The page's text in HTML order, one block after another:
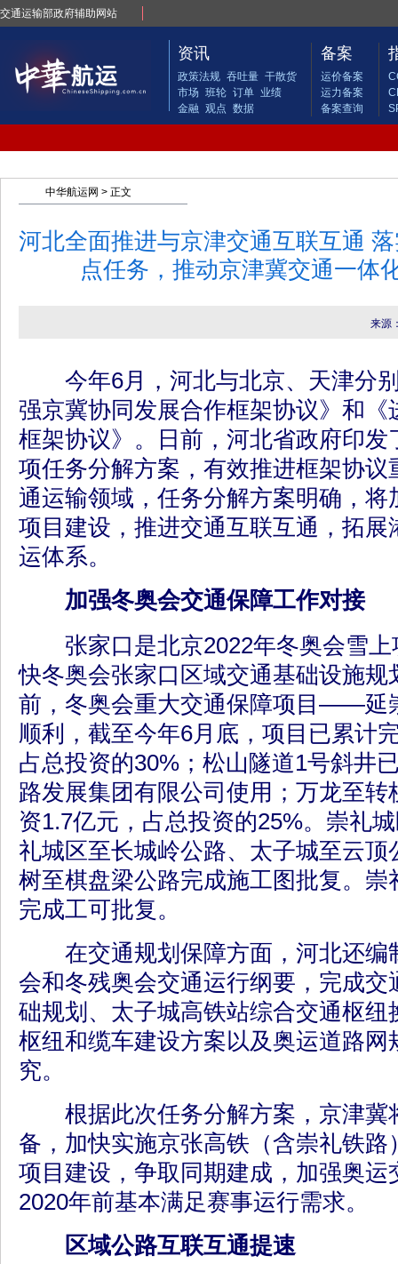
交通运输部政府辅助网站
资讯
政策法规 吞吐量 干散货
市场 班轮 订单 业绩
金融 观点 数据
备案
运价备案
运力备案
备案查询
中华航运网 > 正文
河北全面推进与京津交通互联互通
点任务，推动京津冀交通一体
来源
今年6月，河北与北京、天津分
强京冀协同发展合作框架协议》和《
框架协议》。日前，河北省政府印发
项任务分解方案，有效推进框架协议
通运输领域，任务分解方案明确，将
项目建设，推进交通互联互通，拓展
运体系。
加强冬奥会交通保障工作对接
张家口是北京2022年冬奥会雪上
快冬奥会张家口区域交通基础设施规
前，冬奥会重大交通保障项目——延
顺利，截至今年6月底，项目已累计
占总投资的30%；松山隧道1号斜井
路发展集团有限公司使用；万龙至
资1.7亿元，占总投资的25%。崇礼
礼城区至长城岭公路、太子城至云顶
树至棋盘梁公路完成施工图批复。崇
完成工可批复。
在交通规划保障方面，河北还编
会和冬残奥会交通运行纲要，完成交
础规划、太子城高铁站综合交通枢纽
枢纽和缆车建设方案以及奥运道路网
究。
根据此次任务分解方案，京津冀
备，加快实施京张高铁（含崇礼铁
项目建设，争取同期建成，加强奥运
2020年前基本满足赛事运行需求。
区域公路互联互通提速